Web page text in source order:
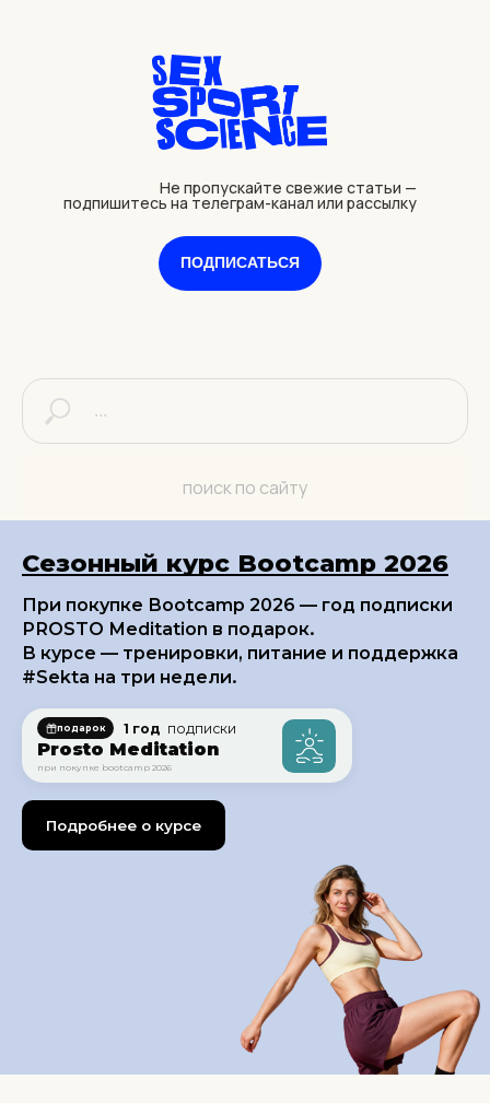
Не пропускайте свежие статьи —
подпишитесь на телеграм-канал или рассылку
ПОДПИСАТЬСЯ
поиск по сайту
Сезонный курс Bootcamp 2026
При покупке Bootcamp 2026 — год подписки
PROSTO Meditation в подарок.
В курсе — тренировки, питание и поддержка
#Sekta на три недели.
подарок 1 год подписки
Prosto Meditation
при покупке bootcamp 2026
Подробнее о курсе